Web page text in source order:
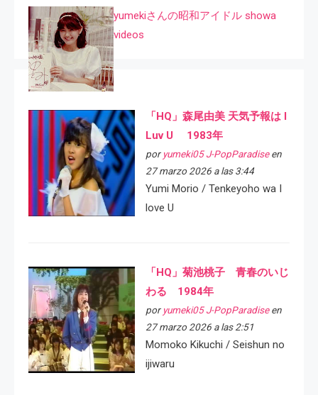
yumekiさんの昭和アイドル showa
videos
「HQ」森尾由美 天気予報は I
Luv U 1983年
por yumeki05 J-PopParadiseen
27 marzo 2026 a las 3:44
Yumi Morio / Tenkeyoho wa I
love U
「HQ」菊池桃子 青春のいじ
わる 1984年
por yumeki05 J-PopParadiseen
27 marzo 2026 a las 2:51
Momoko Kikuchi / Seishun no
ijiwaru